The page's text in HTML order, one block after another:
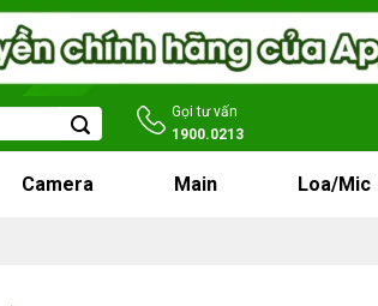
Gọi tư vấn
1900.0213
Camera Main Loa/Mic